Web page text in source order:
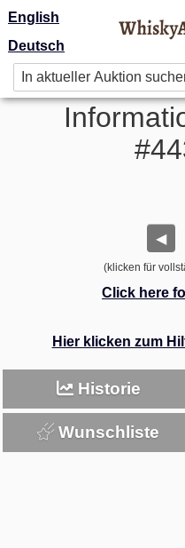
English
Deutsch
◀
(klicken für
Click here
Hier klicken zum
Historie
Wunschliste